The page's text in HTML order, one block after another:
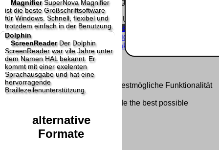
MagnifierSuperNova Magnifier
ist die beste Großschriftsoftware
für Windows. Schnell, flexibel und
trotzdem einfach in der Benutzung.
Dolphin
ScreenReaderDer Dolphin
ScreenReader war vile Jahre unter
dem Namen HAL bekannt. Er
kommt mit einer exelenten
Sprachausgabe und hat eine
hervorragende
Braillezeilenunterstützung.
alternative
Formate
Plattform zur Online-Streitbeilegung (OS) bereit.
Die Plattform finden Sie unter
http://ec.europa.eu/consumers/odr/
Unsere E-
Mailadresse lautet:info@dolphin-de.de
Seitenanfang
Widerruf
Datenschutz Urheberrechte Kontakt
Katalog (PDF) Sitemap
große Anzeige Schließen
Diese Website nutzt Cookies, um bestmögliche Funktionalität
bieten zu können.
This website uses cookies to provide the best possible
Ok, verstanden Mehr Infos